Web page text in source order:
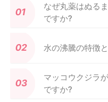
なぜ丸薬はぬる
ですか?
水の沸騰の特徴
マッコウクジラ
ですか?